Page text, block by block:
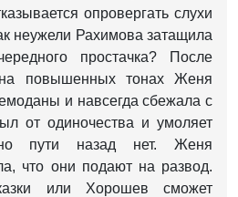
опровергать слухи
неужели Рахимова затащила
простачка? После
на повышенных тонах Женя
и навсегда сбежала с
от одиночества и умоляет
пути назад нет. Женя
что они подают на развод.
или Хорошев сможет